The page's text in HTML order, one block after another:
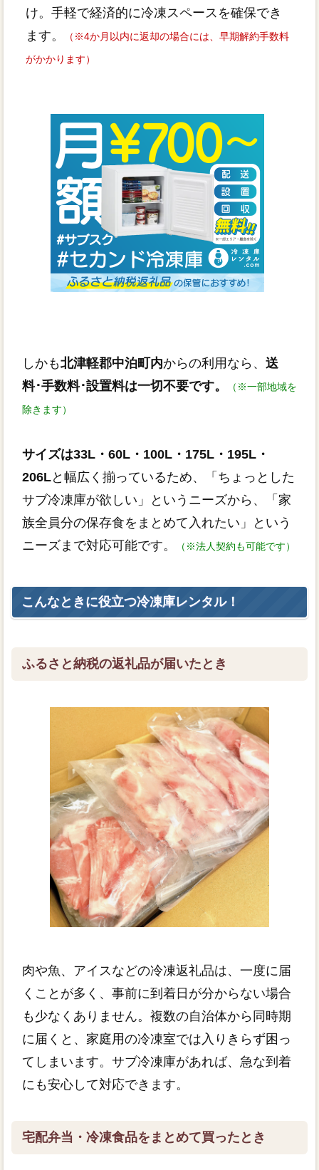
け。手軽で経済的に冷凍スペースを確保でき
ます。
（※4か月以内に返却の場合には、早期解約手数料
がかかります）
しかも北津軽郡中泊町内からの利用なら、 送
料･手数料･設置料は一切不要です。
（※一部地域を
除きます）
サイズは33L・60L・100L・175L・195L・
206Lと幅広く揃っているため、「ちょっとした
サブ冷凍庫が欲しい」というニーズから、「家
族全員分の保存食をまとめて入れたい」という
ニーズまで対応可能です。
（※法人契約も可能です）
こんなときに役立つ冷凍庫レンタル！
ふるさと納税の返礼品が届いたとき
肉や魚、アイスなどの冷凍返礼品は、一度に届
くことが多く、事前に到着日が分からない場合
も少なくありません。複数の自治体から同時期
に届くと、家庭用の冷凍室では入りきらず困っ
てしまいます。サブ冷凍庫があれば、急な到着
にも安心して対応できます。
宅配弁当・冷凍食品をまとめて買ったとき